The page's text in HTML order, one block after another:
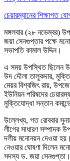
চেয়ারম্যানের শিক্ষাগত
মঙ্গলবার (২৮ নভেম্বর)
জয়া সেনগুপ্তার পক্ষে
সভাপতি কামাল উদ্দিন।
এ সময় উপস্থিত ছিলেন
উদ দৌলা তালুকদার,
মেয়র বিশ্বজিৎ রায়,
ইউনিয়ন পরিষদের
মুক্তিযোদ্ধা সন্তান
উল্লেখ্য, গত রোববার
লীগের সাধারণ সম্পাদক
দলীয় মনোনয়ন দেওয়া হয়।
নেওয়ার ঘোষণা দিলেন
সদস্য ড. জয়া সেনগুপ্তা।